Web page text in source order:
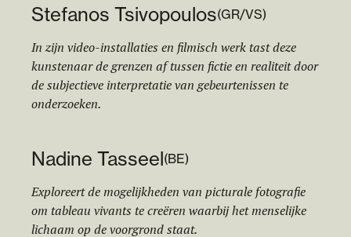
Stefanos Tsivopoulos(GR/VS)
In zijn video-installaties en filmisch werk tast deze
kunstenaar de grenzen af tussen fictie en realiteit door
de subjectieve interpretatie van gebeurtenissen te
onderzoeken.
Nadine Tasseel(BE)
Exploreert de mogelijkheden van picturale fotografie
om tableau vivants te creëren waarbij het menselijke
lichaam op de voorgrond staat.